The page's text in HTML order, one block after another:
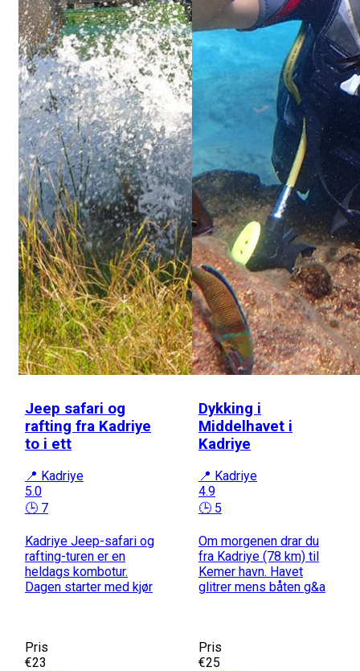
Jeep safari og
rafting fra Kadriye
to i ett
📍 Kadriye
5.0
🕒 7
Kadriye Jeep-safari og
rafting-turen er en
heldags kombotur.
Dagen starter med kjør
Pris
€23
Dykking i
Middelhavet i
Kadriye
📍 Kadriye
4.9
🕒 5
Om morgenen drar du
fra Kadriye (78 km) til
Kemer havn. Havet
glitrer mens båten g&a
Pris
€25